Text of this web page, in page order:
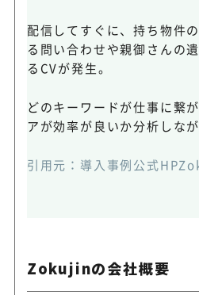
配信してすぐに、持ち物件
る問い合わせや親御さんの
るCVが発生。
どのキーワードが仕事に繋
アが効率が良いか分析しな
引用元： 導入事例公式HP
Zokujinの会社概要